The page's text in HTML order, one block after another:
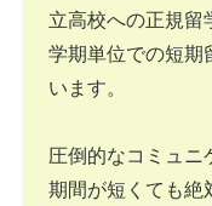
立高校への正規留
学期単位での短期
います。
圧倒的なコミュニ
期間が短くても絶